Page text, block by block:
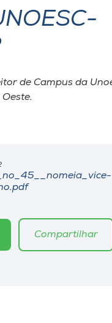
de Campus da
Compartilhar